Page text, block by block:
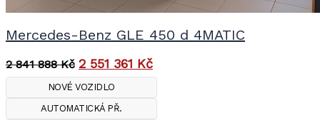
Mercedes-Benz GLE 450 d 4MATIC
2 841 888Kč 2 551 361 Kč
NOVÉ VOZIDLO
AUTOMATICKÁ PŘ.